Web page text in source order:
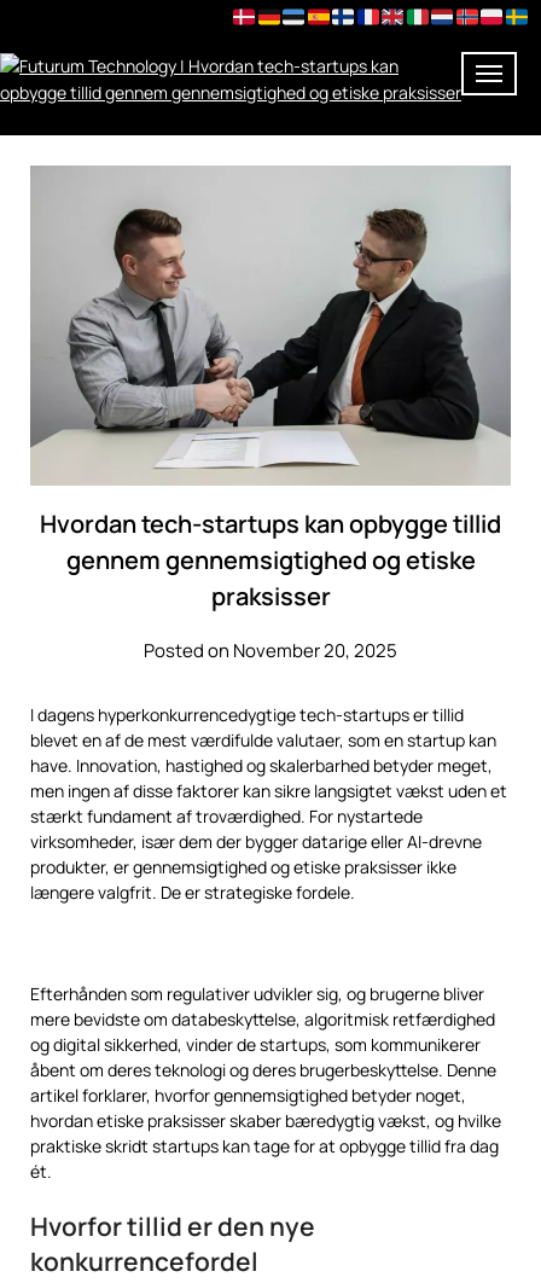
Hvordan tech-startups kan opbygge tillid
gennem gennemsigtighed og etiske
praksisser
Posted on November 20, 2025
I dagens hyperkonkurrencedygtige tech-startups er tillid
blevet en af de mest værdifulde valutaer, som en startup kan
have. Innovation, hastighed og skalerbarhed betyder meget,
men ingen af disse faktorer kan sikre langsigtet vækst uden et
stærkt fundament af troværdighed. For nystartede
virksomheder, især dem der bygger datarige eller AI-drevne
produkter, er gennemsigtighed og etiske praksisser ikke
længere valgfrit. De er strategiske fordele.
Efterhånden som regulativer udvikler sig, og brugerne bliver
mere bevidste om databeskyttelse, algoritmisk retfærdighed
og digital sikkerhed, vinder de startups, som kommunikerer
åbent om deres teknologi og deres brugerbeskyttelse. Denne
artikel forklarer, hvorfor gennemsigtighed betyder noget,
hvordan etiske praksisser skaber bæredygtig vækst, og hvilke
praktiske skridt startups kan tage for at opbygge tillid fra dag
ét.
Hvorfor tillid er den nye
konkurrencefordel